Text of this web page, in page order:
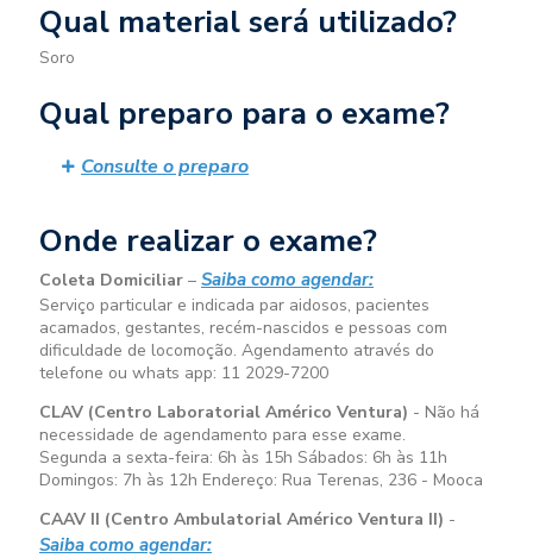
Qual material será utilizado?
Soro
Qual preparo para o exame?
Consulte o preparo
Onde realizar o exame?
Coleta Domiciliar – Saiba como agendar:
Serviço particular e indicada par aidosos, pacientes
acamados, gestantes, recém-nascidos e pessoas com
dificuldade de locomoção. Agendamento através do
telefone ou whats app: 11 2029-7200
CLAV (Centro Laboratorial Américo Ventura) - Não há
necessidade de agendamento para esse exame.
Segunda a sexta-feira: 6h às 15h Sábados: 6h às 11h
Domingos: 7h às 12h Endereço: Rua Terenas, 236 - Mooca
CAAV II (Centro Ambulatorial Américo Ventura II) -
Saiba como agendar: